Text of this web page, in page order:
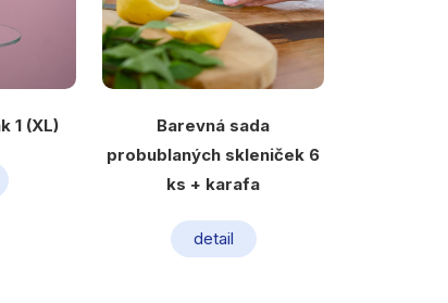
1 (XL)
Barevná sada
probublaných skleniček 6
ks + karafa
detail